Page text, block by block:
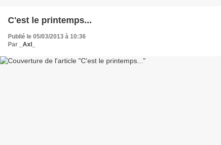
C'est le printemps...
Publié le 05/03/2013 à 10:36
Par
_Axl_